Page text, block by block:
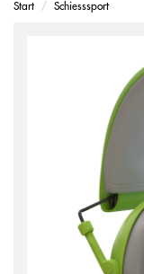
Start Schiesssport